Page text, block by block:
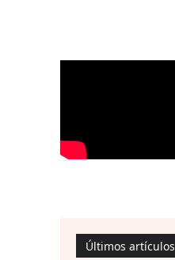
Últimos artículos